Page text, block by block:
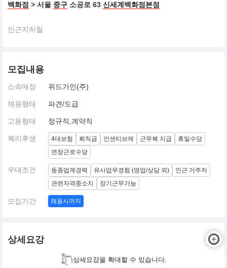
백화점 > 서울 중구 소공로 63 신세계백화점본점
인근지하철
모집내용
소속매장 위드가인(주)
채용형태 파견/도급
고용형태 정규직,계약직
복리후생 4대보험 퇴직금 인센티브제 근무복 지급
휴일수당
연장근로수당
우대조건 동종업계경력 유사업무경험 (영업/상담 외)
인근 거주자
관련자격증소지
장기근무가능
모집기간 채용시까지
상세요강
상세요강을 확대할 수 있습니다.